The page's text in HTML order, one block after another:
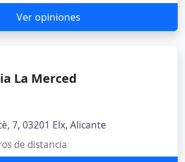
Ver opiniones
La Merced
7, 03201 Elx, Alicante
de distancia